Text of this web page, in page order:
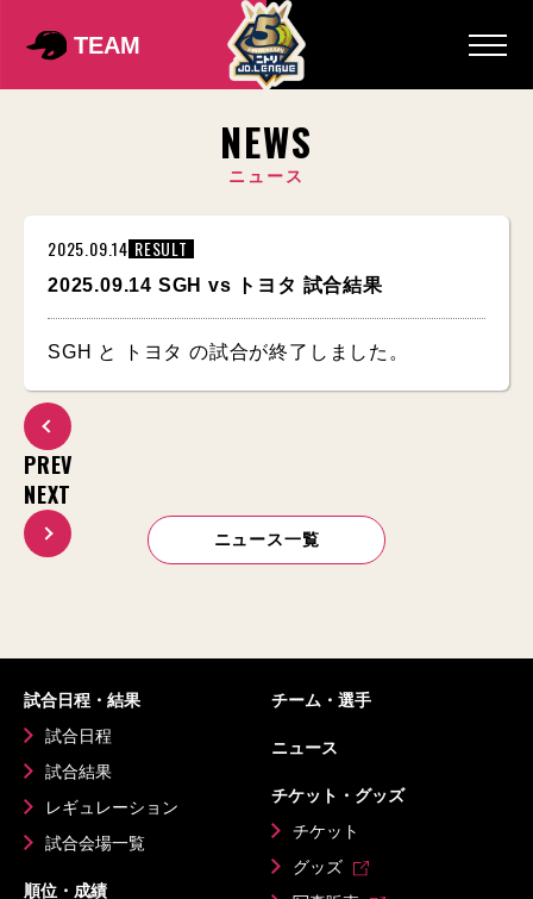
TEAM
NEWS
ニュース
2025.09.14 RESULT
2025.09.14 SGH vs トヨタ 試合結果
SGH と トヨタ の試合が終了しました。
PREV
ニュース一覧
NEXT
試合日程・結果
試合日程
試合結果
レギュレーション
試合会場一覧
順位・成績
チーム・選手
ニュース
チケット・グッズ
チケット
グッズ